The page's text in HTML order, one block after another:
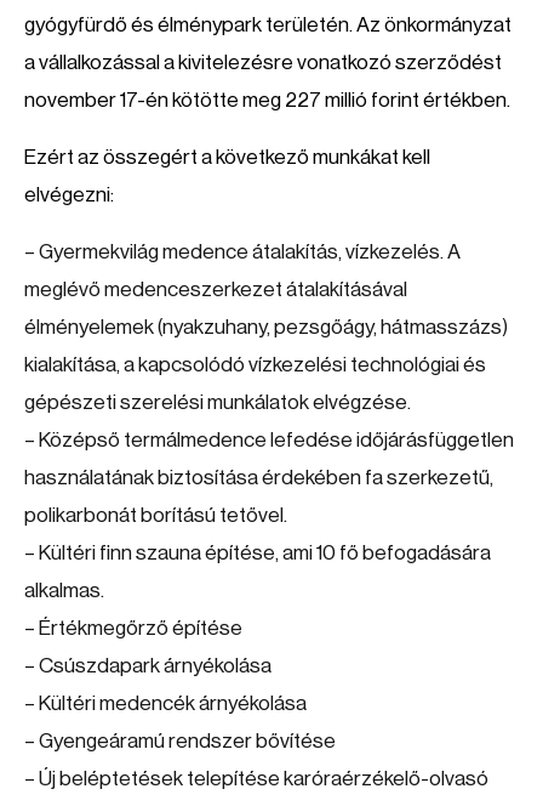
gyógyfürdő és élménypark területén. Az önkormányzat
a vállalkozással a kivitelezésre vonatkozó szerződést
november 17-én kötötte meg 227 millió forint értékben.
Ezért az összegért a következő munkákat kell
elvégezni:
– Gyermekvilág medence átalakítás, vízkezelés. A
meglévő medenceszerkezet átalakításával
élményelemek (nyakzuhany, pezsgőágy, hátmasszázs)
kialakítása, a kapcsolódó vízkezelési technológiai és
gépészeti szerelési munkálatok elvégzése.
– Középső termálmedence lefedése időjárásfüggetlen
használatának biztosítása érdekében fa szerkezetű,
polikarbonát borítású tetővel.
– Kültéri finn szauna építése, ami 10 fő befogadására
alkalmas.
– Értékmegőrző építése
– Csúszdapark árnyékolása
– Kültéri medencék árnyékolása
– Gyengeáramú rendszer bővítése
– Új beléptetések telepítése karóraérzékelő-olvasó